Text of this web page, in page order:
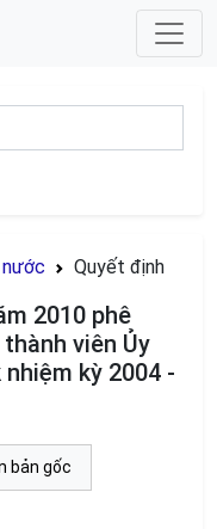
Quyết định
2010 phê
viên Ủy
kỳ 2004 -
bản gốc